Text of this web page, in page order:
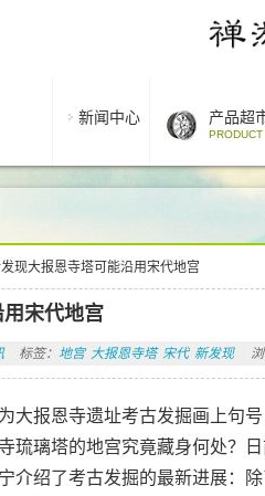
新闻中心 产品超
PRODUCT
现大报恩寺塔可能沿用宋代地宫
宋代地宫
标签： 地宫 大报恩寺塔 宋代 新发现
大报恩寺遗址考古发掘画上句
琉璃塔的地宫究竟藏身何处？
介绍了考古发掘的最新进展：